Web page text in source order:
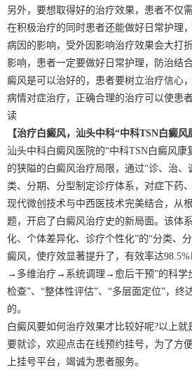
另外，要想取得好的治疗效果，患者不仅
在积极治疗的同时患者还能做好日常护理
病因的影响，受外因影响治疗效果会大打
影响，患者一定要做好日常护理，防治结
癜风是可以治好的，患者要树立治疗信心
病情对症治疗，正确合理的治疗可以使患
读
【治疗白癜风，汕头中科“中科TSN白癜风
汕头中科白癜风医院的“中科TSN白癜风康
的狭隘的白癜风治疗局限，通过“诊、治、
类、分期、分型制定诊疗体系，对症下药
现代微创技术与中西医技术完美结合，从
题，开启了白癜风治疗史的新局面。该体
化、个体差异化、诊疗个性化”的“分类、
癜风，使疗效显著提升了，有效率达
→多维治疗→系统调理→愈后干预”的科学
检查”、“整体性评估”、“多层面定位”，终
的。
白癜风要如何治疗效果才比较好呢?以上
要就诊，欢迎点击在线预约挂号，为了方
上挂号平台，竭诚为患者服务。